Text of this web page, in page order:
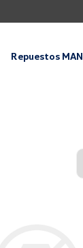
Repuestos MAN